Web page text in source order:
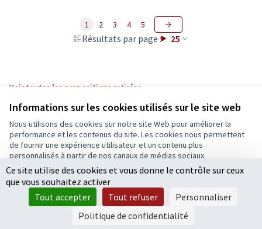
Informations sur les cookies utilisés sur le site web
Nous utilisons des cookies sur notre site Web pour améliorer la
performance et les contenus du site. Les cookies nous permettent
de fournir une expérience utilisateur et un contenu plus
personnalisés à partir de nos canaux de médias sociaux.
Tout accepter
Accepter seulement les cookies essentiels
Paramètres
Résultats par page : 25
1 2 3 4 5
Voir toutes les propositions retirées
Conditions d'utilisation
Paramètres des cookies
Ecrivons Angers sur X
(Lien externe)
Ecrivons Angers sur Facebook
(Lien externe)
logiciel libre Decidim
(Lien externe)
.
Licence
(Lien
Ce site utilise des cookies et vous donne le contrôle sur ceux
que vous souhaitez activer
Tout accepter
Tout refuser
Personnaliser
Politique de confidentialité